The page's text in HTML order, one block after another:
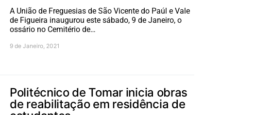
A União de Freguesias de São Vicente do Paúl e Vale
de Figueira inaugurou este sábado, 9 de Janeiro, o
ossário no Cemitério de…
9 de Janeiro, 2021
Politécnico de Tomar inicia obras
de reabilitação em residência de